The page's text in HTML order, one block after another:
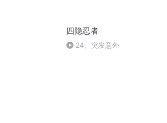
四隐忍者
24、突发意外